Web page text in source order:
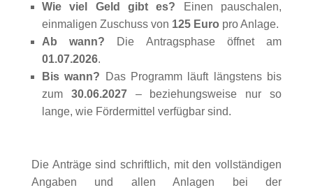
Wie viel Geld gibt es? Einen pauschalen,
einmaligen Zuschuss von 125 Euro pro Anlage.
Ab wann? Die Antragsphase öffnet am
01.07.2026.
Bis wann? Das Programm läuft längstens bis
zum 30.06.2027– beziehungsweise nur so
lange, wie Fördermittel verfügbar sind.
Die Anträge sind schriftlich, mit den vollständigen
Angaben und allen Anlagen bei der